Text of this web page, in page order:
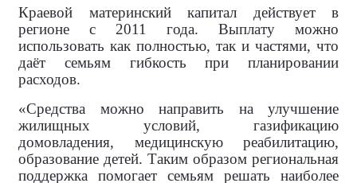
Краевой материнский капитал действует в
регионе с 2011 года. Выплату можно
использовать как полностью, так и частями, что
даёт семьям гибкость при планировании
расходов.
«Средства можно направить на улучшение
жилищных условий, газификацию
домовладения, медицинскую реабилитацию,
образование детей. Таким образом региональная
поддержка помогает семьям решать наиболее